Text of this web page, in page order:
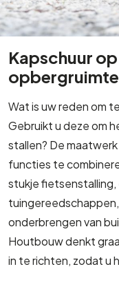
Kapschuur
opbergruimte
Wat is uw reden om
Gebruikt u deze om
stallen? De
functies te
stukje fietsenstalling,
onderbrengen van
Houtbouw denkt
in te richten, zodat u